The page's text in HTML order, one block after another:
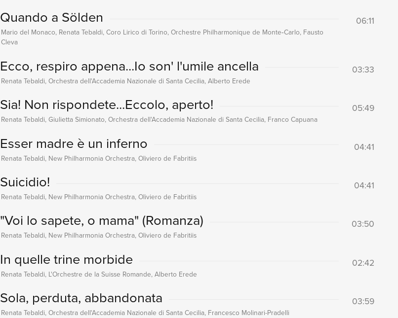
Quando a Sölden 06:11
Mario del Monaco, Renata Tebaldi, Coro Lirico di Torino, Orchestre Philharmonique de Monte‐Carlo, Fausto
Cleva
Ecco, respiro appena...Io son' l'umile ancella 03:33
Renata Tebaldi, Orchestra dell'Accademia Nazionale di Santa Cecilia, Alberto Erede
Sia! Non rispondete...Eccolo, aperto! 05:49
Renata Tebaldi, Giulietta Simionato, Orchestra dell'Accademia Nazionale di Santa Cecilia, Franco Capuana
Esser madre è un inferno 04:41
Renata Tebaldi, New Philharmonia Orchestra, Oliviero de Fabritiis
Suicidio! 04:41
Renata Tebaldi, New Philharmonia Orchestra, Oliviero de Fabritiis
"Voi lo sapete, o mama" (Romanza) 03:50
Renata Tebaldi, New Philharmonia Orchestra, Oliviero de Fabritiis
In quelle trine morbide 02:42
Renata Tebaldi, L'Orchestre de la Suisse Romande, Alberto Erede
Sola, perduta, abbandonata 03:59
Renata Tebaldi, Orchestra dell'Accademia Nazionale di Santa Cecilia, Francesco Molinari-Pradelli